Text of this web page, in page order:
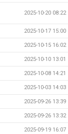
2025-10-20 08:22
2025-10-17 15:00
2025-10-15 16:02
2025-10-10 13:01
2025-10-08 14:21
2025-10-03 14:03
2025-09-26 13:39
2025-09-26 13:32
2025-09-19 16:07